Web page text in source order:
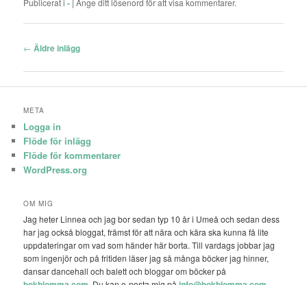
Publicerat i - |Ange ditt lösenord för att visa kommentarer.
Inläggsnavigering
← Äldre inlägg
META
Logga in
Flöde för inlägg
Flöde för kommentarer
WordPress.org
OM MIG
Jag heter Linnea och jag bor sedan typ 10 år i Umeå och sedan dess
har jag också bloggat, främst för att nära och kära ska kunna få lite
uppdateringar om vad som händer här borta. Till vardags jobbar jag
som ingenjör och på fritiden läser jag så många böcker jag hinner,
dansar dancehall och balett och bloggar om böcker på